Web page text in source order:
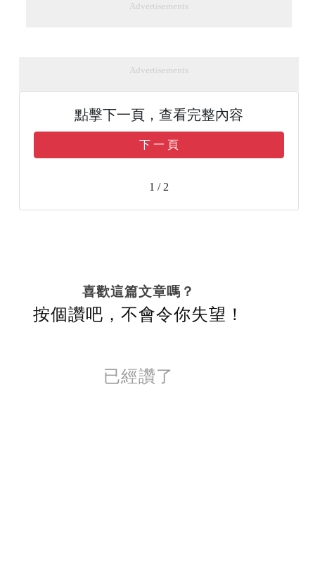
Advertisements
Advertisements
點擊下一頁，查看完整內容
下 一 頁
1 / 2
喜歡這篇文章嗎？
按個讚吧，不會令你失望！
已經讚了